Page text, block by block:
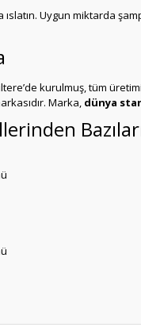
ıslatın. Uygun miktarda
kurulmuş, tüm
Marka, dünya